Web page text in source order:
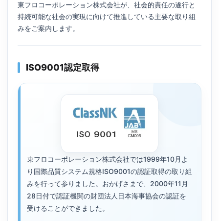
東フロコーポレーション株式会社が、社会的責任の遂行と
持続可能な社会の実現に向けて推進している主要な取り組
みをご案内します。
ISO9001認定取得
東フロコーポレーション株式会社では1999年10月よ
り国際品質システム規格ISO9001の認証取得の取り組
みを行って参りました。おかげさまで、2000年11月
28日付で認証機関の財団法人日本海事協会の認証を
受けることができました。